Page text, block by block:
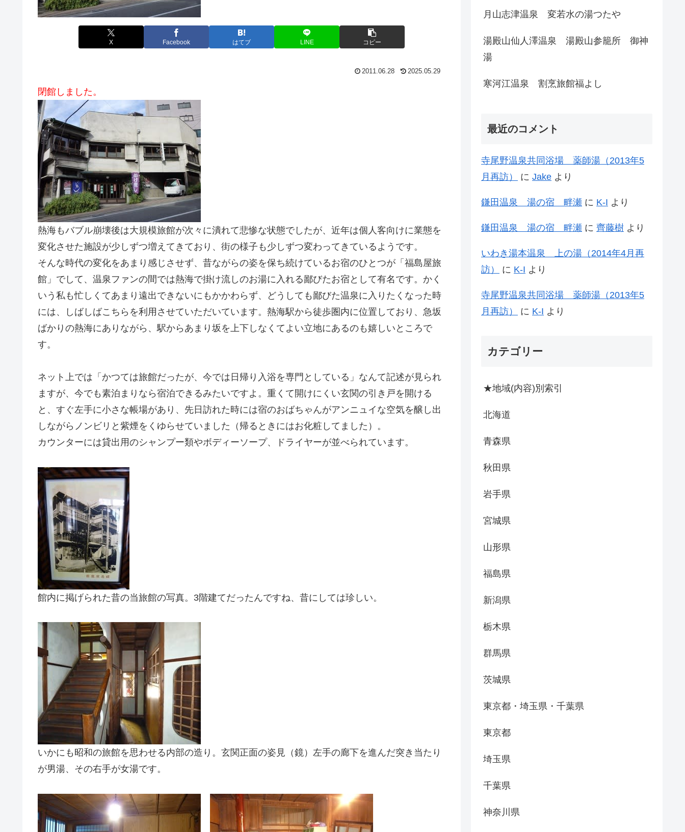
X Facebook はてブ LINE コピー
2011.06.28 2025.05.29
閉館しました。
熱海もバブル崩壊後は大規模旅館が次々に潰れて悲惨な状態でしたが、近年は個人客向けに業態を
変化させた施設が少しずつ増えてきており、街の様子も少しずつ変わってきているようです。
そんな時代の変化をあまり感じさせず、昔ながらの姿を保ち続けているお宿のひとつが「福島屋旅
館」でして、温泉ファンの間では熱海で掛け流しのお湯に入れる鄙びたお宿として有名です。かく
いう私も忙しくてあまり遠出できないにもかかわらず、どうしても鄙びた温泉に入りたくなった時
には、しばしばこちらを利用させていただいています。熱海駅から徒歩圏内に位置しており、急坂
ばかりの熱海にありながら、駅からあまり坂を上下しなくてよい立地にあるのも嬉しいところで
す。
ネット上では「かつては旅館だったが、今では日帰り入浴を専門としている」なんて記述が見られ
ますが、今でも素泊まりなら宿泊できるみたいですよ。重くて開けにくい玄関の引き戸を開ける
と、すぐ左手に小さな帳場があり、先日訪れた時には宿のおばちゃんがアンニュイな空気を醸し出
しながらノンビリと紫煙をくゆらせていました（帰るときにはお化粧してました）。
カウンターには貸出用のシャンプー類やボディーソープ、ドライヤーが並べられています。
館内に掲げられた昔の当旅館の写真。3階建てだったんですね、昔にしては珍しい。
いかにも昭和の旅館を思わせる内部の造り。玄関正面の姿見（鏡）左手の廊下を進んだ突き当たり
が男湯、その右手が女湯です。
月山志津温泉 変若水の湯つたや
湯殿山仙人澤温泉 湯殿山参籠所 御神
湯
寒河江温泉 割烹旅館福よし
最近のコメント
寺尾野温泉共同浴場 薬師湯（2013年5
月再訪）
に Jake より
鎌田温泉 湯の宿 畔瀬 に K-I より
鎌田温泉 湯の宿 畔瀬 に 齊藤樹 より
いわき湯本温泉 上の湯（2014年4月再
訪）
に K-I より
寺尾野温泉共同浴場 薬師湯（2013年5
月再訪）
に K-I より
カテゴリー
★地域(内容)別索引
北海道
青森県
秋田県
岩手県
宮城県
山形県
福島県
新潟県
栃木県
群馬県
茨城県
東京都・埼玉県・千葉県
東京都
埼玉県
千葉県
神奈川県